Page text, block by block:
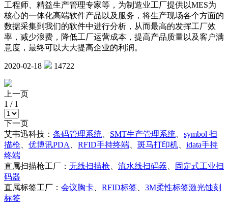
工程师、精益生产管理专家等，为制造业工厂提供以MES为
核心的一体化高端软件产品以及服务，将生产现场各个方面的
数据采集到我们的软件中进行分析，从而最高的发挥工厂效
率，减少浪费，降低工厂运营成本，提高产品质量以及客户满
意度，最终可以大大提高企业的利润。
2020-02-18 14722
上一页
1 / 1
下一页
艾韦迅科技： 条码管理系统 SMT生产管理系统
symbol 扫
描枪
优博讯PDA RFID手持终端 斑马打印机
idata手持
终端
直属扫描枪工厂： 无线扫描枪 流水线扫码器
固定式工业扫
码器
直属标签工厂： 会议胸卡 RFID标签
3M柔性标签激光蚀刻
标签